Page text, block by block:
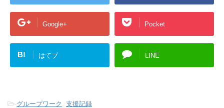
Google+ Pocket
B! はてブ LINE
-グループワーク , 支援記録